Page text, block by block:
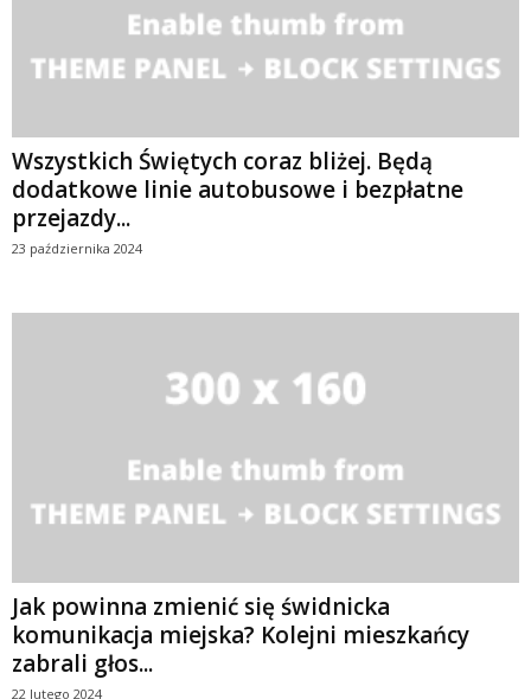
Wszystkich Świętych coraz bliżej. Będą
dodatkowe linie autobusowe i bezpłatne
przejazdy...
23 października 2024
Jak powinna zmienić się świdnicka
komunikacja miejska? Kolejni mieszkańcy
zabrali głos...
22 lutego 2024